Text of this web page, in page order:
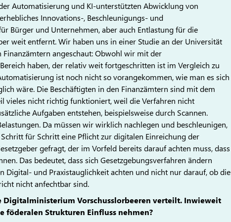
Automatisierung und KI-unterstützten Abwicklung von
Innovations-, Beschleunigungs- und
Bürger und Unternehmen, aber auch Entlastung für die
weit entfernt. Wir haben uns in einer Studie an der Universität
angeschaut: Obwohl wir mit der
haben, der relativ weit fortgeschritten ist im Vergleich zu
ist noch nicht so vorangekommen, wie man es sich
wäre. Die Beschäftigten in den Finanzämtern sind mit dem
vieles nicht richtig funktioniert, weil die Verfahren nicht
Aufgaben entstehen, beispielsweise durch Scannen.
Da müssen wir wirklich nachlegen und beschleunigen,
für Schritt eine Pflicht zur digitalen Einreichung der
gefragt, der im Vorfeld bereits darauf achten muss, dass
Das bedeutet, dass sich Gesetzgebungsverfahren ändern
Digital- und Praxistauglichkeit achten und nicht nur darauf, ob die
nicht anfechtbar sind.
Digital­ministerium Vorschusslorbeeren verteilt. Inwieweit
föderalen Strukturen Einfluss nehmen?